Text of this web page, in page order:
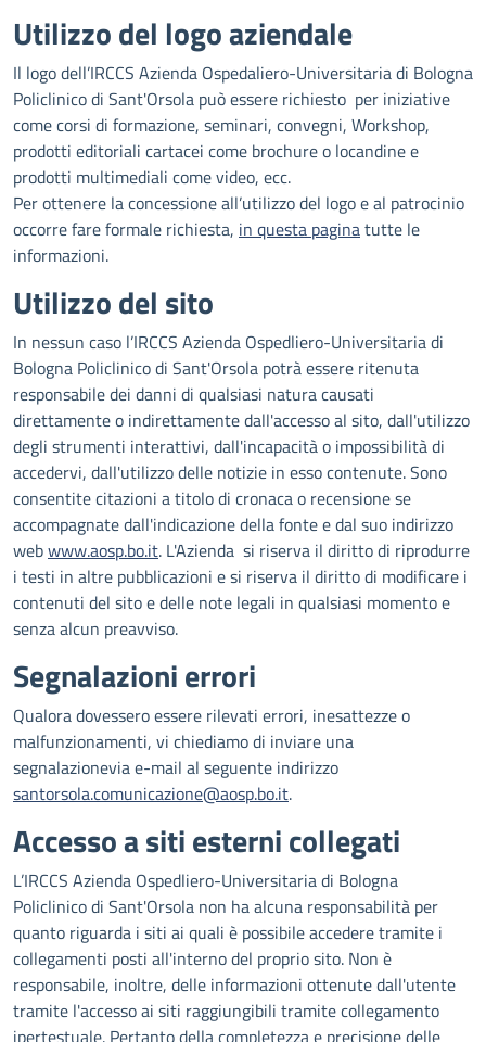
Utilizzo del logo aziendale
Il logo dell’IRCCS Azienda Ospedaliero-Universitaria di Bologna
Policlinico di Sant'Orsola può essere richiesto per iniziative
come corsi di formazione, seminari, convegni, Workshop,
prodotti editoriali cartacei come brochure o locandine e
prodotti multimediali come video, ecc.
Per ottenere la concessione all’utilizzo del logo e al patrocinio
occorre fare formale richiesta, in questa paginatutte le
informazioni.
Utilizzo del sito
In nessun caso l’IRCCS Azienda Ospedliero-Universitaria di
Bologna Policlinico di Sant'Orsola potrà essere ritenuta
responsabile dei danni di qualsiasi natura causati
direttamente o indirettamente dall'accesso al sito, dall'utilizzo
degli strumenti interattivi, dall'incapacità o impossibilità di
accedervi, dall'utilizzo delle notizie in esso contenute. Sono
consentite citazioni a titolo di cronaca o recensione se
accompagnate dall'indicazione della fonte e dal suo indirizzo
webwww.aosp.bo.it. L'Azienda si riserva il diritto di riprodurre
i testi in altre pubblicazioni e si riserva il diritto di modificare i
contenuti del sito e delle note legali in qualsiasi momento e
senza alcun preavviso.
Segnalazioni errori
Qualora dovessero essere rilevati errori, inesattezze o
malfunzionamenti, vi chiediamo di inviare una
segnalazionevia e-mail al seguente indirizzo
santorsola.comunicazione@aosp.bo.it.
Accesso a siti esterni collegati
L’IRCCS Azienda Ospedliero-Universitaria di Bologna
Policlinico di Sant'Orsola non ha alcuna responsabilità per
quanto riguarda i siti ai quali è possibile accedere tramite i
collegamenti posti all'interno del proprio sito. Non è
responsabile, inoltre, delle informazioni ottenute dall'utente
tramite l'accesso ai siti raggiungibili tramite collegamento
ipertestuale. Pertanto della completezza e precisione delle